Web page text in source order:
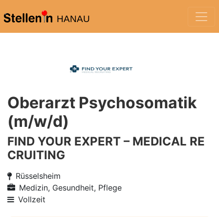
HANAU
Oberarzt Psychosomatik
(m/w/d)
FIND YOUR EXPERT – MEDICAL RE
CRUITING
Rüsselsheim
Medizin, Gesundheit, Pflege
Vollzeit